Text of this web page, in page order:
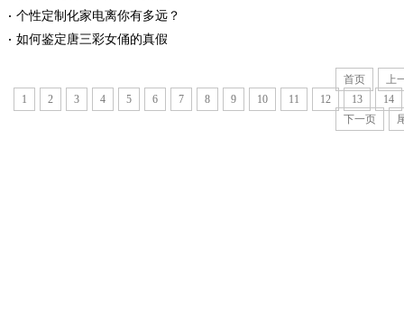
个性定制化家电离你有多远？
如何鉴定唐三彩女俑的真假
首页
上
1
2 3 4 5 6 7 8 9 10 11 12 13
14
下一页